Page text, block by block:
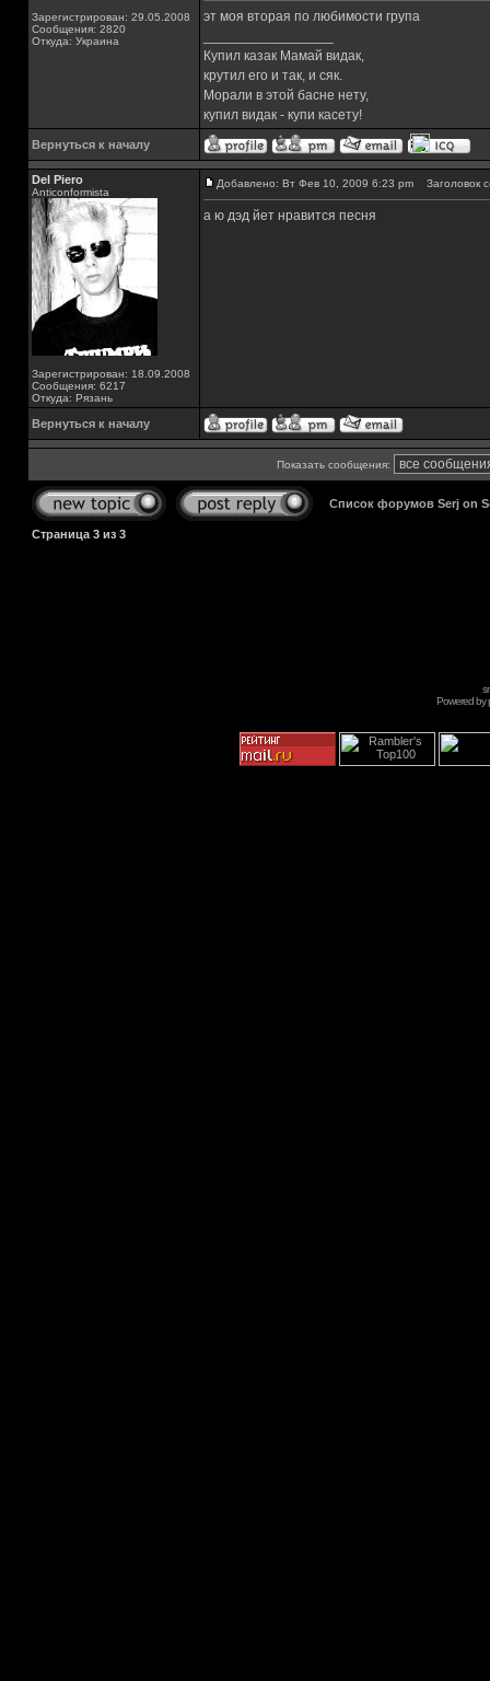
Зарегистрирован: 29.05.2008
Сообщения: 2820
Откуда: Украина
эт моя вторая по любимости група
Купил казак Мамай видак,
крутил его и так, и сяк.
Морали в этой басне нету,
купил видак - купи касету!
Вернуться к началу
Del Piero
Аnticonformista
Зарегистрирован: 18.09.2008
Сообщения: 6217
Откуда: Рязань
Добавлено: Вт Фев 10, 2009 6:23 pm Заголовок
а ю дэд йет нравится песня
Вернуться к началу
Показать сообщения:
Список форумов Serj on
Страница 3 из 3
Powered by